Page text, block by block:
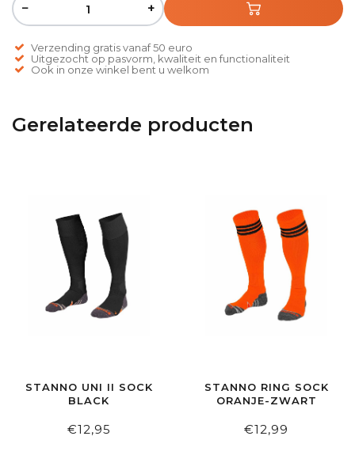
− +
Verzending gratis vanaf 50 euro
Uitgezocht op pasvorm, kwaliteit en functionaliteit
Ook in onze winkel bent u welkom
Gerelateerde producten
STANNO UNI II SOCK
BLACK
€12,95
STANNO RING SOCK
ORANJE-ZWART
€12,99